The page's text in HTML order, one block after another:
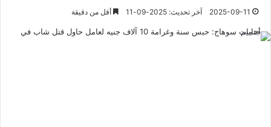
2025-09-11 آخر تحديث: 2025-09-11 أقل من دقيقة